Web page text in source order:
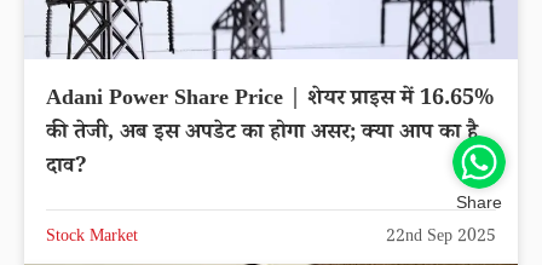
Adani Power Share Price | शेयर प्राइस में 16.65%
की तेजी, अब इस अपडेट का होगा असर; क्या आप का है
दाव?
Stock Market 22nd Sep 2025
Share